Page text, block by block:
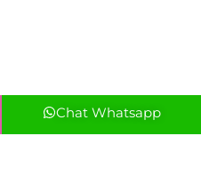
Chat Whatsapp